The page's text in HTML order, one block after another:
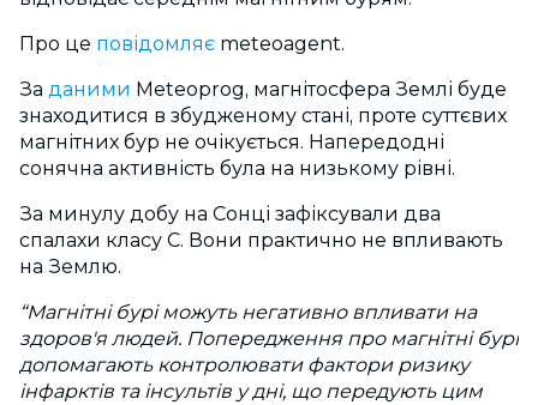
Про це повідомляє meteoagent.
За даними Meteoprog, магнітосфера Землі буде
знаходитися в збудженому стані, проте суттєвих
магнітних бур не очікується. Напередодні
сонячна активність була на низькому рівні.
За минулу добу на Сонці зафіксували два
спалахи класу С. Вони практично не впливають
на Землю.
“Магнітні бурі можуть негативно впливати на
здоров'я людей. Попередження про магнітні бурі
допомагають контролювати фактори ризику
інфарктів та інсультів у дні, що передують цим